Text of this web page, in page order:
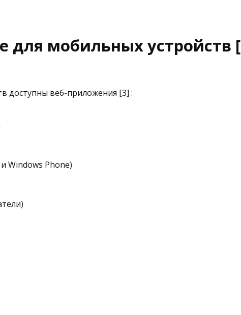
для мобильных устройств [
доступны веб-приложения [3] :
Windows Phone)